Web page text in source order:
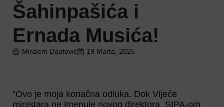
Šahinpašića i
Ernada Musića!
Miralem Dautović 19 Marta, 2025
“Ovo je moja konačna odluka. Dok Vijeće
ministara ne imenuje novog direktora, SIPA-om